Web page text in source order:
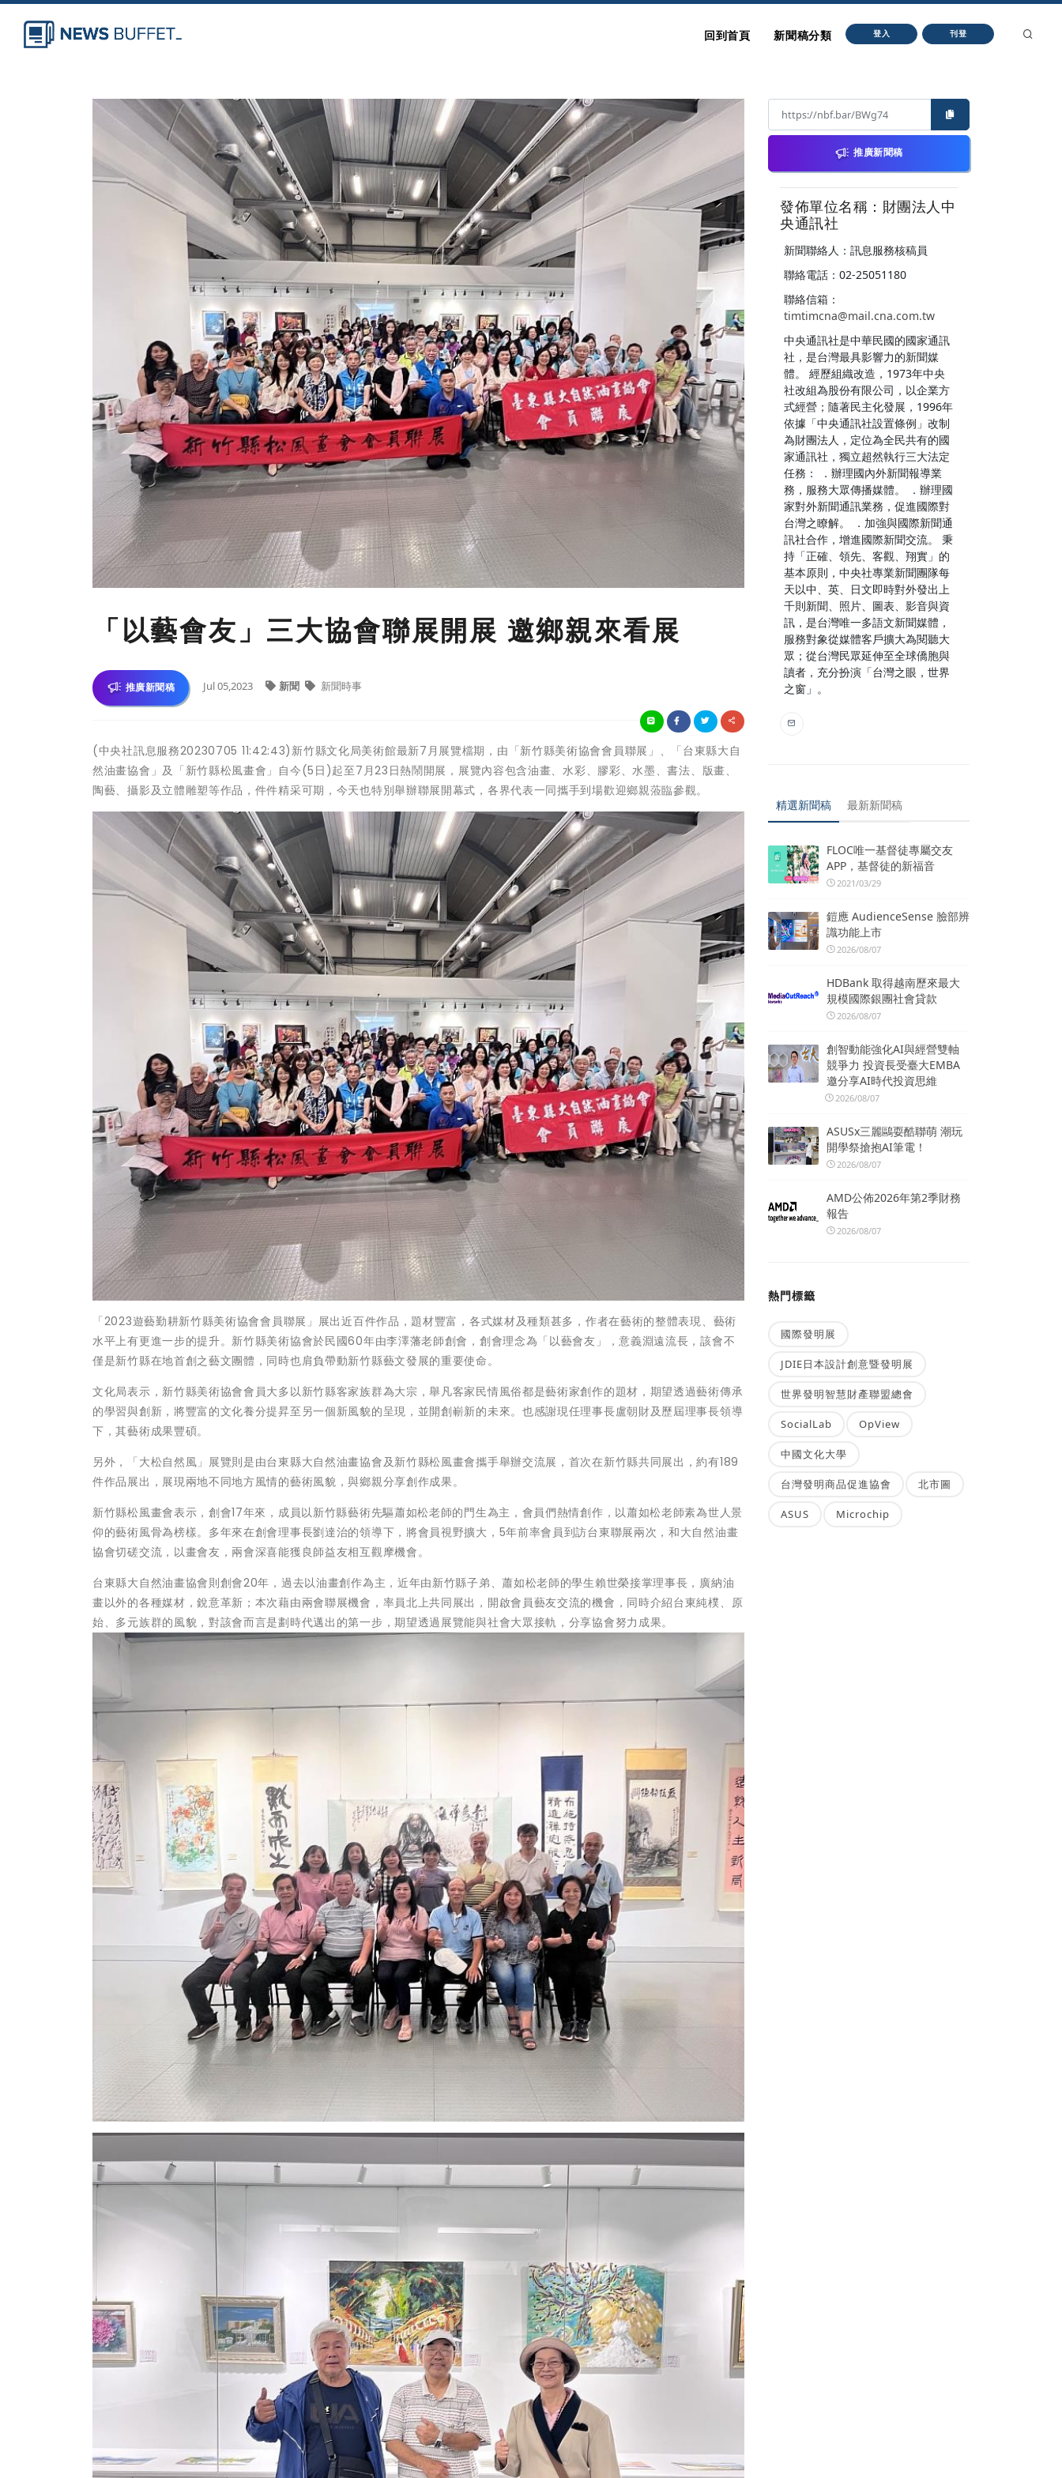
回到首頁 新聞稿分類 登入 刊登
「以藝會友」三大協會聯展開展 邀鄉親來看展
推廣新聞稿 Jul 05,2023 新聞 新聞時事
(中央社訊息服務20230705 11:42:43)新竹縣文化局美術館最新7月展覽檔期，由「新竹縣美術協會會員聯展」、「台東縣大自
然油畫協會」及「新竹縣松風畫會」自今(5日)起至7月23日熱鬧開展，展覽內容包含油畫、水彩、膠彩、水墨、書法、版畫、
陶藝、攝影及立體雕塑等作品，件件精采可期，今天也特別舉辦聯展開幕式，各界代表一同攜手到場歡迎鄉親蒞臨參觀。
「2023遊藝勤耕新竹縣美術協會會員聯展」展出近百件作品，題材豐富，各式媒材及種類甚多，作者在藝術的整體表現、藝術
水平上有更進一步的提升。新竹縣美術協會於民國60年由李澤藩老師創會，創會理念為「以藝會友」，意義淵遠流長，該會不
僅是新竹縣在地首創之藝文團體，同時也肩負帶動新竹縣藝文發展的重要使命。
文化局表示，新竹縣美術協會會員大多以新竹縣客家族群為大宗，舉凡客家民情風俗都是藝術家創作的題材，期望透過藝術傳承
的學習與創新，將豐富的文化養分提昇至另一個新風貌的呈現，並開創嶄新的未來。也感謝現任理事長盧朝財及歷屆理事長領導
下，其藝術成果豐碩。
另外，「大松自然風」展覽則是由台東縣大自然油畫協會及新竹縣松風畫會攜手舉辦交流展，首次在新竹縣共同展出，約有189
件作品展出，展現兩地不同地方風情的藝術風貌，與鄉親分享創作成果。
新竹縣松風畫會表示，創會17年來，成員以新竹縣藝術先驅蕭如松老師的門生為主，會員們熱情創作，以蕭如松老師素為世人景
仰的藝術風骨為榜樣。多年來在創會理事長劉達治的領導下，將會員視野擴大，5年前率會員到訪台東聯展兩次，和大自然油畫
協會切磋交流，以畫會友，兩會深喜能獲良師益友相互觀摩機會。
台東縣大自然油畫協會則創會20年，過去以油畫創作為主，近年由新竹縣子弟、蕭如松老師的學生賴世榮接掌理事長，廣納油
畫以外的各種媒材，銳意革新；本次藉由兩會聯展機會，率員北上共同展出，開啟會員藝友交流的機會，同時介紹台東純樸、原
始、多元族群的風貌，對該會而言是劃時代邁出的第一步，期望透過展覽能與社會大眾接軌，分享協會努力成果。
推廣新聞稿
發佈單位名稱：財團法人中
央通訊社
新聞聯絡人：訊息服務核稿員
聯絡電話：02-25051180
聯絡信箱：
timtimcna@mail.cna.com.tw
中央通訊社是中華民國的國家通訊
社，是台灣最具影響力的新聞媒
體。 經歷組織改造，1973年中央
社改組為股份有限公司，以企業方
式經營；隨著民主化發展，1996年
依據「中央通訊社設置條例」改制
為財團法人，定位為全民共有的國
家通訊社，獨立超然執行三大法定
任務： ．辦理國內外新聞報導業
務，服務大眾傳播媒體。 ．辦理國
家對外新聞通訊業務，促進國際對
台灣之瞭解。 ．加強與國際新聞通
訊社合作，增進國際新聞交流。 秉
持「正確、領先、客觀、翔實」的
基本原則，中央社專業新聞團隊每
天以中、英、日文即時對外發出上
千則新聞、照片、圖表、影音與資
訊，是台灣唯一多語文新聞媒體，
服務對象從媒體客戶擴大為閱聽大
眾；從台灣民眾延伸至全球僑胞與
讀者，充分扮演「台灣之眼，世界
之窗」。
精選新聞稿 最新新聞稿
FLOC唯一基督徒專屬交友
APP，基督徒的新福音
2021/03/29
鎧應 AudienceSense 臉部辨
識功能上市
2026/08/07
HDBank 取得越南歷來最大
規模國際銀團社會貸款
2026/08/07
創智動能強化AI與經營雙軸
競爭力 投資長受臺大EMBA
邀分享AI時代投資思維
2026/08/07
ASUSx三麗鷗耍酷聯萌 潮玩
開學祭搶抱AI筆電！
2026/08/07
AMD公佈2026年第2季財務
報告
2026/08/07
熱門標籤
國際發明展
JDIE日本設計創意暨發明展
世界發明智慧財產聯盟總會
SocialLab OpView
中國文化大學
台灣發明商品促進協會 北市圖
ASUS Microchip